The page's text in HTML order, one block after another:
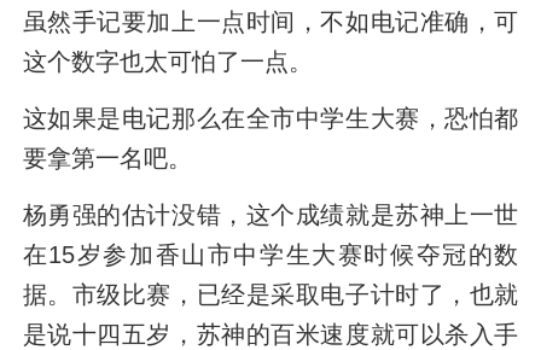
虽然手记要加上一点时间，不如电记准确，可
这个数字也太可怕了一点。
这如果是电记那么在全市中学生大赛，恐怕都
要拿第一名吧。
杨勇强的估计没错，这个成绩就是苏神上一世
在15岁参加香山市中学生大赛时候夺冠的数
据。市级比赛，已经是采取电子计时了，也就
是说十四五岁，苏神的百米速度就可以杀入手